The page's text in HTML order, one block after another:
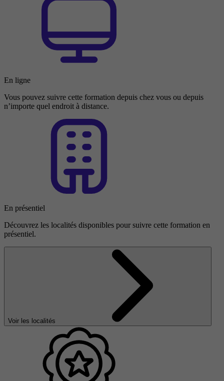
En ligne
Vous pouvez suivre cette formation depuis chez vous ou depuis
n’importe quel endroit à distance.
En présentiel
Découvrez les localités disponibles pour suivre cette formation en
présentiel.
Voir les localités